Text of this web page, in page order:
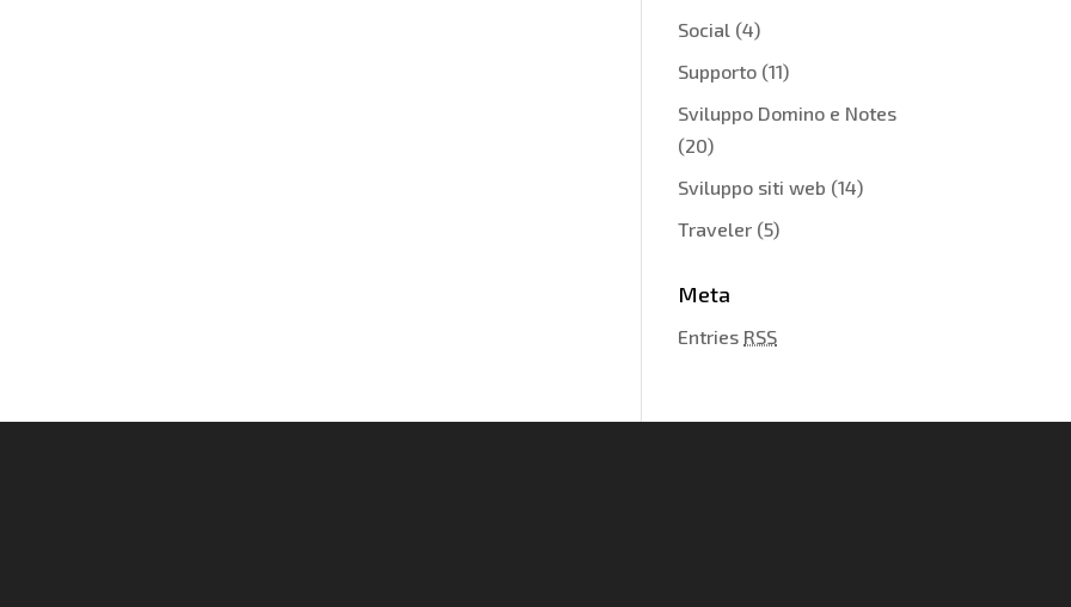
Social (4)
Supporto (11)
Sviluppo Domino e Notes
(20)
Sviluppo siti web (14)
Traveler (5)
Meta
Entries RSS